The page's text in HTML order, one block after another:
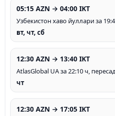
05:15 AZN → 04:00 IKT
Узбекистон хаво йуллари за
вт, чт, сб
12:30 AZN → 13:40 IKT
AtlasGlobal UA за 22:10 ч,
чт
12:30 AZN → 17:05 IKT